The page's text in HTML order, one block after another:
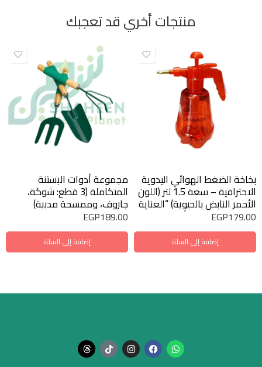
منتجات أخري قد تعجبك
بخاخة الضغط الهوائي اليدوية
الاحترافية – سعة 1.5 لتر (اللون
الأحمر النابض بالحيوية) “العناية
الاحترافية بنباتاتك أصبحت
أسهل وأسرع.. رشاش ضغط
متين يمنحك رذاذاً مستمراً
للأسمدة والمبيدات بضغطة
EGP179.00
إضافة إلى السلة
مجموعة أدوات البستنة
المتكاملة (3 قطع: شوكة،
جاروف، وممسحة مدببة)
EGP189.00
إضافة إلى السلة